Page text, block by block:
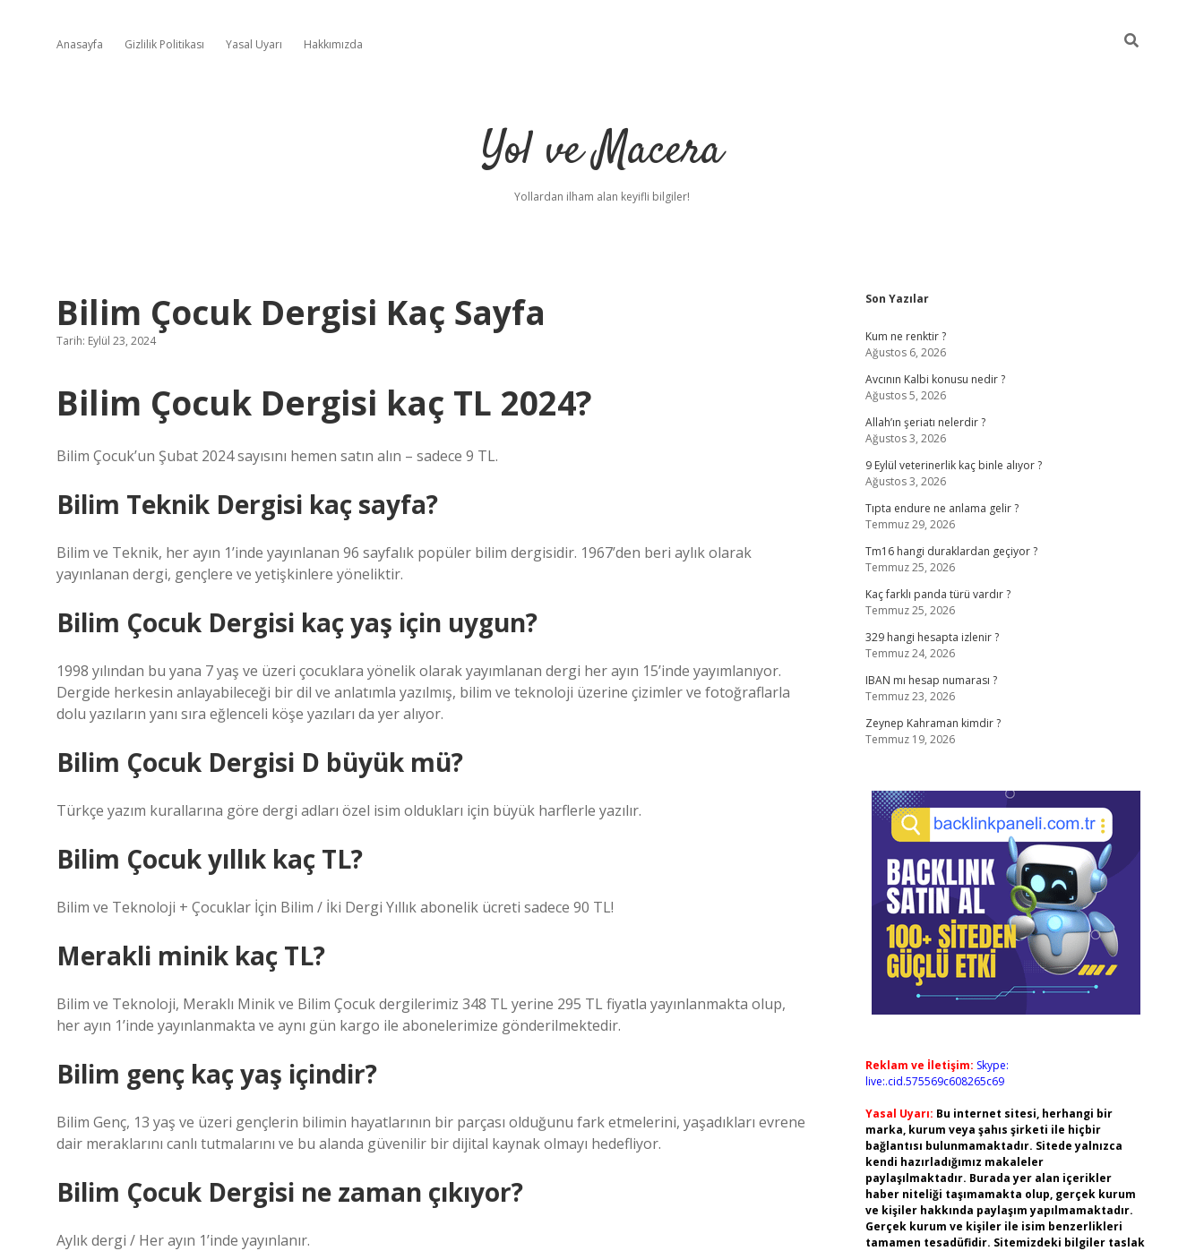
Anasayfa Gizlilik Politikası Yasal Uyarı Hakkımızda
Yol ve Macera
Yollardan ilham alan keyifli bilgiler!
Bilim Çocuk Dergisi Kaç Sayfa
Tarih: Eylül 23, 2024
Bilim Çocuk Dergisi kaç TL 2024?
Bilim Çocuk’un Şubat 2024 sayısını hemen satın alın – sadece 9 TL.
Bilim Teknik Dergisi kaç sayfa?
Bilim ve Teknik, her ayın 1’inde yayınlanan 96 sayfalık popüler bilim dergisidir. 1967’den beri aylık olarak
yayınlanan dergi, gençlere ve yetişkinlere yöneliktir.
Bilim Çocuk Dergisi kaç yaş için uygun?
1998 yılından bu yana 7 yaş ve üzeri çocuklara yönelik olarak yayımlanan dergi her ayın 15’inde yayımlanıyor.
Dergide herkesin anlayabileceği bir dil ve anlatımla yazılmış, bilim ve teknoloji üzerine çizimler ve fotoğraflarla
dolu yazıların yanı sıra eğlenceli köşe yazıları da yer alıyor.
Bilim Çocuk Dergisi D büyük mü?
Türkçe yazım kurallarına göre dergi adları özel isim oldukları için büyük harflerle yazılır.
Bilim Çocuk yıllık kaç TL?
Bilim ve Teknoloji + Çocuklar İçin Bilim / İki Dergi Yıllık abonelik ücreti sadece 90 TL!
Merakli minik kaç TL?
Bilim ve Teknoloji, Meraklı Minik ve Bilim Çocuk dergilerimiz 348 TL yerine 295 TL fiyatla yayınlanmakta olup,
her ayın 1’inde yayınlanmakta ve aynı gün kargo ile abonelerimize gönderilmektedir.
Bilim genç kaç yaş içindir?
Bilim Genç, 13 yaş ve üzeri gençlerin bilimin hayatlarının bir parçası olduğunu fark etmelerini, yaşadıkları evrene
dair meraklarını canlı tutmalarını ve bu alanda güvenilir bir dijital kaynak olmayı hedefliyor.
Bilim Çocuk Dergisi ne zaman çıkıyor?
Aylık dergi / Her ayın 1’inde yayınlanır.
Sidebar
Son Yazılar
Kum ne renktir ?
Ağustos 6, 2026
Avcının Kalbi konusu nedir ?
Ağustos 5, 2026
Allah’ın şeriatı nelerdir ?
Ağustos 3, 2026
9 Eylül veterinerlik kaç binle alıyor ?
Ağustos 3, 2026
Tıpta endure ne anlama gelir ?
Temmuz 29, 2026
Tm16 hangi duraklardan geçiyor ?
Temmuz 25, 2026
Kaç farklı panda türü vardır ?
Temmuz 25, 2026
329 hangi hesapta izlenir ?
Temmuz 24, 2026
IBAN mı hesap numarası ?
Temmuz 23, 2026
Zeynep Kahraman kimdir ?
Temmuz 19, 2026
Reklam ve İletişim: Skype:
live:.cid.575569c608265c69
Yasal Uyarı: Bu internet sitesi, herhangi bir
marka, kurum veya şahıs şirketi ile hiçbir
bağlantısı bulunmamaktadır. Sitede yalnızca
kendi hazırladığımız makaleler
paylaşılmaktadır. Burada yer alan içerikler
haber niteliği taşımamakta olup, gerçek kurum
ve kişiler hakkında paylaşım yapılmamaktadır.
Gerçek kurum ve kişiler ile isim benzerlikleri
tamamen tesadüfidir. Sitemizdeki bilgiler taslak
ilbet yeni giriş